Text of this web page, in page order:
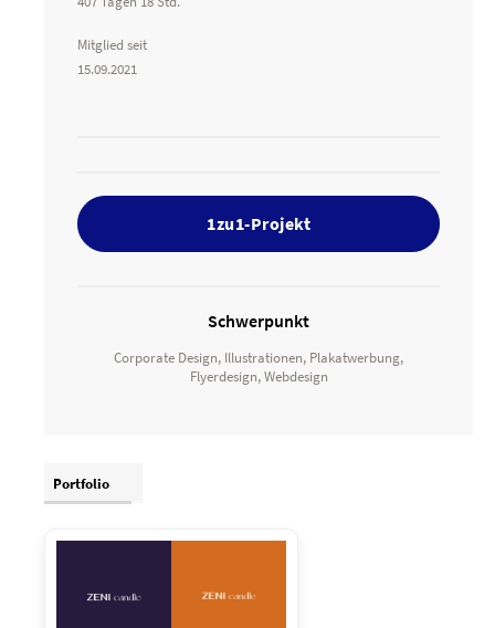
Mitglied seit
15.09.2021
1zu1-Projekt
Schwerpunkt
Corporate Design, Illustrationen, Plakatwerbung,
Flyerdesign, Webdesign
Portfolio